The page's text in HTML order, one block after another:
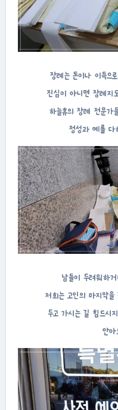
장례는 돈이나 이득으
진심이 아니면 장례지
하늘휴의 장례 전문가
정성과 예를 다
남들이 두려워하
저희는 고인의 마지막
두고 가시는 길 힘드시
안아